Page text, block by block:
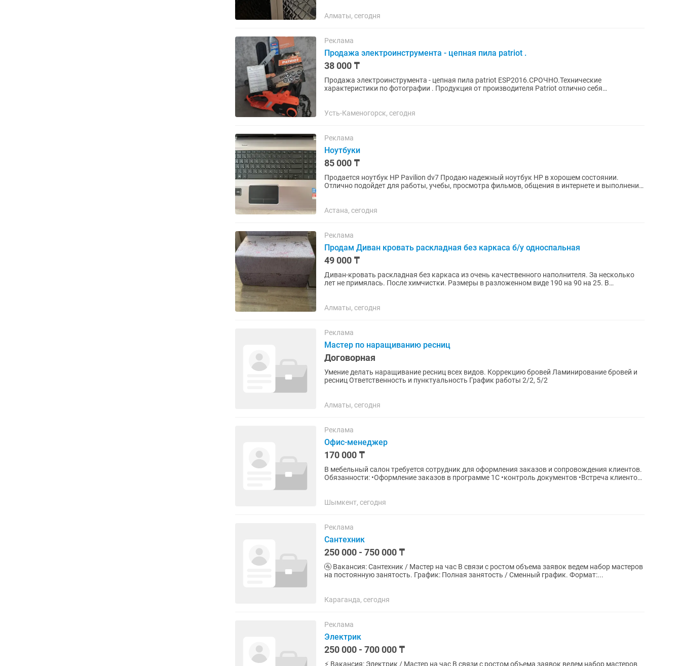
Алматы, сегодня
Реклама
Продажа электроинструмента - цепная пила patriot .
38 000 ₸
Продажа электроинструмента - цепная пила patriot ESP2016.СРОЧНО.Технические
характеристики по фотографии . Продукция от производителя Patriot отлично себя
Усть-Каменогорск, сегодня
Реклама
Ноутбуки
85 000 ₸
Продается ноутбук HP Pavilion dv7 Продаю надежный ноутбук HP в хорошем состоянии.
Отлично подойдет для работы, учебы, просмотра фильмов, общения в интернете и выполнения
Астана, сегодня
Реклама
Продам Диван кровать раскладная без каркаса б/у односпальная
49 000 ₸
Диван-кровать раскладная без каркаса из очень качественного наполнителя. За несколько
лет не примялась. После химчистки. Размеры в разложенном виде 190 на 90 на 25. В
Алматы, сегодня
Реклама
Мастер по наращиванию ресниц
Договорная
Умение делать наращивание ресниц всех видов. Коррекцию бровей Ламинирование бровей и
ресниц Ответственность и пунктуальность График работы 2/2, 5/2
Алматы, сегодня
Реклама
Офис-менеджер
170 000 ₸
В мебельный салон требуется сотрудник для оформления заказов и сопровождения клиентов.
Обязанности: •Оформление заказов в программе 1С •контроль документов •Встреча клиентов,
Шымкент, сегодня
Реклама
Сантехник
250 000 - 750 000 ₸
🚰 Вакансия: Сантехник / Мастер на час В связи с ростом объема заявок ведем набор мастеров
на постоянную занятость. График: Полная занятость / Сменный график. Формат:...
Караганда, сегодня
Реклама
Электрик
250 000 - 700 000 ₸
⚡ Вакансия: Электрик / Мастер на час В связи с ростом объема заявок ведем набор мастеров